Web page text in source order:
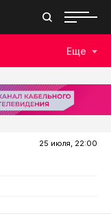
Дзюдо
Еще
25 июля, 22:00